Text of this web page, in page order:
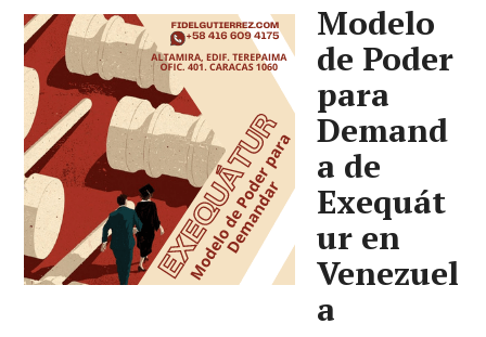
Modelo
de Poder
para
Demand
a de
Exequát
ur en
Venezuel
a